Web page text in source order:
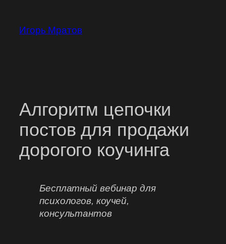
содержимому
Игорь Мратов
Алгоритм цепочки
постов для продажи
дорогого коучинга
Бесплатный вебинар для
психологов, коучей,
консультантов